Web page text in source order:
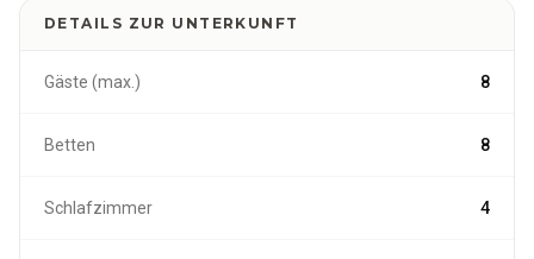
DETAILS ZUR UNTERKUNFT
Gäste (max.) 8
Betten 8
Schlafzimmer 4